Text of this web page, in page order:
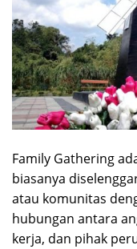
Family Gathering
biasanya
atau komunitas
hubungan antara
kerja, dan pihak